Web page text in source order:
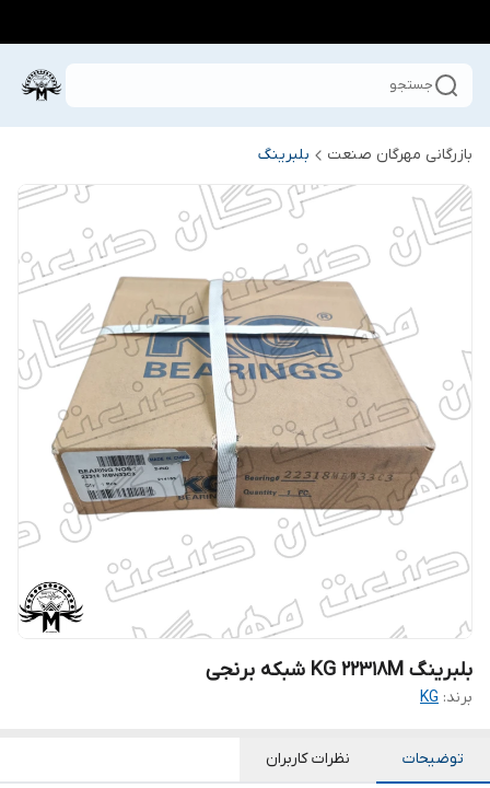
جستجو
بازرگانی مهرگان صنعت بلبرینگ
بلبرینگ KG 22318M شبکه برنجی
برند: KG
توضیحات نظرات کاربران